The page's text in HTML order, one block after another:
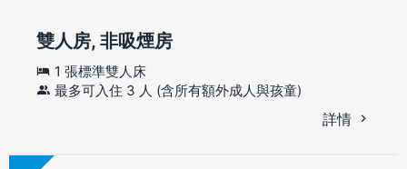
雙人房, 非吸煙房
1 張標準雙人床
最多可入住 3 人 (含所有額外成人與孩童)
詳情